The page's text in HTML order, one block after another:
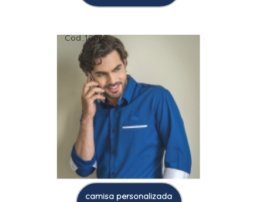
Cod.:10068
camisa personalizada